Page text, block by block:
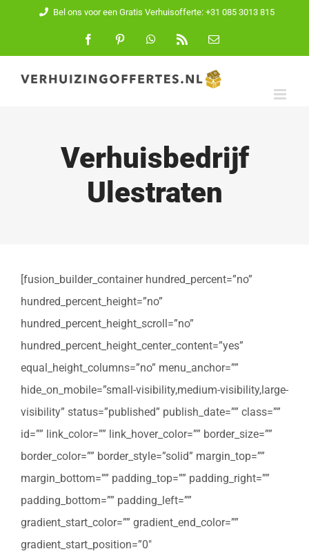
inhoud
Bel ons voor een Gratis Verhuisofferte: +31 085 3013 815
FacebookPinterest WhatsApp
E-
Verhuisbedrijf
Ulestraten
[fusion_builder_container hundred_percent=”no”
hundred_percent_height=”no”
hundred_percent_height_scroll=”no”
hundred_percent_height_center_content=”yes”
equal_height_columns=”no” menu_anchor=””
hide_on_mobile=”small-visibility,medium-visibility,large-
visibility” status=”published” publish_date=”” class=””
id=”” link_color=”” link_hover_color=”” border_size=””
border_color=”” border_style=”solid” margin_top=””
margin_bottom=”” padding_top=”” padding_right=””
padding_bottom=”” padding_left=””
gradient_start_color=”” gradient_end_color=””
gradient_start_position=”0″